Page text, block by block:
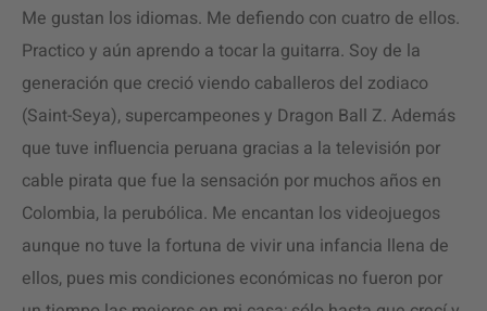
Me gustan los idiomas. Me defiendo con cuatro de ellos.
Practico y aún aprendo a tocar la guitarra. Soy de la
generación que creció viendo caballeros del zodiaco
(Saint-Seya), supercampeones y Dragon Ball Z. Además
que tuve influencia peruana gracias a la televisión por
cable pirata que fue la sensación por muchos años en
Colombia, la perubólica. Me encantan los videojuegos
aunque no tuve la fortuna de vivir una infancia llena de
ellos, pues mis condiciones económicas no fueron por